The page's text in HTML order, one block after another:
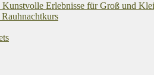
Erlebnisse für Groß und